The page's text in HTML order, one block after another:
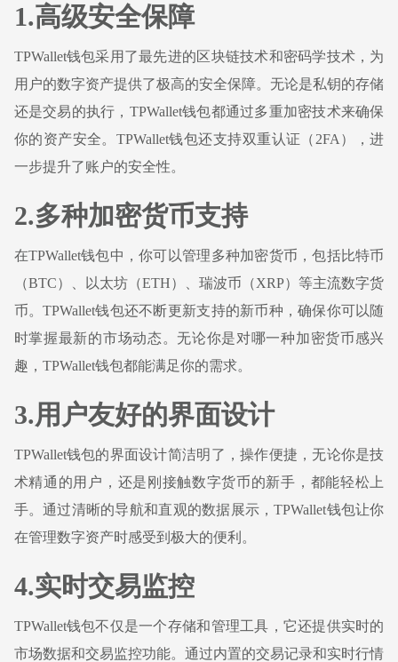
1.高级安全保障
TPWallet钱包采用了最先进的区块链技术和密码学技术，为
用户的数字资产提供了极高的安全保障。无论是私钥的存储
还是交易的执行，TPWallet钱包都通过多重加密技术来确保
你的资产安全。TPWallet钱包还支持双重认证（2FA），进
一步提升了账户的安全性。
2.多种加密货币支持
在TPWallet钱包中，你可以管理多种加密货币，包括比特币
（BTC）、以太坊（ETH）、瑞波币（XRP）等主流数字货
币。TPWallet钱包还不断更新支持的新币种，确保你可以随
时掌握最新的市场动态。无论你是对哪一种加密货币感兴
趣，TPWallet钱包都能满足你的需求。
3.用户友好的界面设计
TPWallet钱包的界面设计简洁明了，操作便捷，无论你是技
术精通的用户，还是刚接触数字货币的新手，都能轻松上
手。通过清晰的导航和直观的数据展示，TPWallet钱包让你
在管理数字资产时感受到极大的便利。
4.实时交易监控
TPWallet钱包不仅是一个存储和管理工具，它还提供实时的
市场数据和交易监控功能。通过内置的交易记录和实时行情